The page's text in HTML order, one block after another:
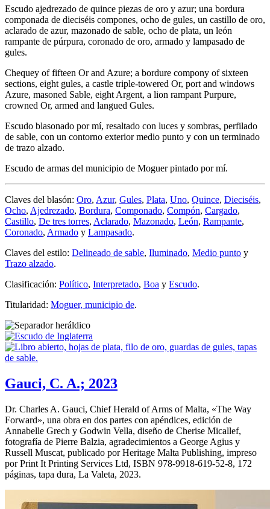
Escudo ajedrezado de quince piezas de oro y azur; una bordura
componada de dieciséis compones, ocho de gules, un castillo de oro,
aclarado de azur, mazonado de sable, ocho de plata, un león
rampante de púrpura, coronado de oro, armado y lampasado de
gules.
Chequey of fifteen Or and Azure; a bordure compony of sixteen
sections, eight gules, a castle triple-towered Or, port and windows
Azure, masoned Sable, eight Argent, a lion rampant Purpure,
crowned Or, armed and langued Gules.
Escudo blasonado por mí, resaltado con luces y sombras, perfilado
de sable, con un contorno exterior medio punto y con un terminado
de trazo alzado.
Escudo de armas del municipio de Moguer pintado por mí.
Claves del blasón: Oro, Azur, Gules, Plata, Uno, Quince, Dieciséis,
Ocho, Ajedrezado, Bordura, Componado, Compón, Cargado,
Castillo, De tres torres, Aclarado, Mazonado, León, Rampante,
Coronado, Armado y Lampasado.
Claves del estilo: Delineado de sable, Iluminado, Medio punto y
Trazo alzado.
Clasificación: Político, Interpretado, Boa y Escudo.
Titularidad: Moguer, municipio de.
Gauci, C. A.; 2023
Dr. Charles A. Gauci, Chief Herald of Arms of Malta, «The Way
Forward», una obra en dos partes con apéndices, edición de
Annabelle Grech y Godwin Vella, diseño de Cherise Micallef,
fotografía de Pierre Balzia, agradecimientos a George Agius y
Russell Muscat, publicado por Heritage Malta Publishing, impreso
por Print It Printing Services Ltd, ISBN 978-9918-619-52-8, 172
páginas, tapa dura, La Valeta, 2023.